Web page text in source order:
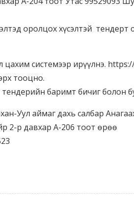
оролцох хүсэлтэй
системээр ирүүлнэ.
тооцно.
тендерийн баримт бичиг болон
Уул аймаг дахь салбар
2-р давхар А-206 тоот өрөө